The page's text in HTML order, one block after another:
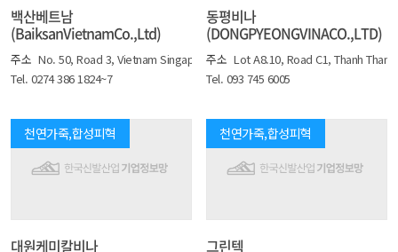
백산베트남
(BaiksanVietnamCo.,Ltd)
주소 No. 50, Road 3, Vietnam Singapore II IP, Hoa Phu Ward, Thu Dau Mot
Tel. 0274 386 1824~7
동평비나
(DONGPYEONGVINACO.,LTD)
주소 Lot A8.10, Road C1, Thanh
Tel. 093 745 6005
천연가죽,합성피혁
대원케미칼비나
천연가죽,합성피혁
그린텍